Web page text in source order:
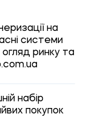
на
системи
ринку та
набір
покупок